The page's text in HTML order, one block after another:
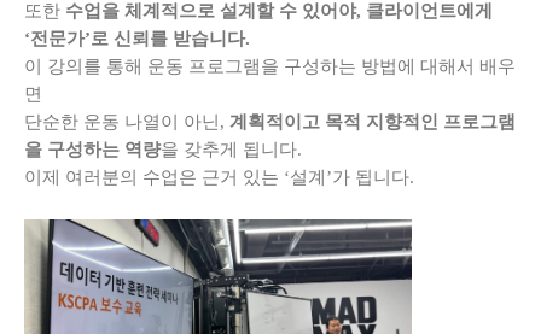
또한 수업을 체계적으로 설계할 수 있어야, 클라이언트에게
‘전문가’로 신뢰를 받습니다.
이 강의를 통해 운동 프로그램을 구성하는 방법에 대해서 배우
면
단순한 운동 나열이 아닌, 계획적이고 목적 지향적인 프로그램
을 구성하는 역량을 갖추게 됩니다.
이제 여러분의 수업은 근거 있는 ‘설계’가 됩니다.